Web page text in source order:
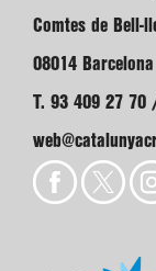
Comtes de Bell-
08014 Barcelona
T. 93 409 27 70